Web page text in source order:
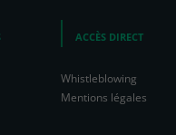
ACCÈS DIRECT
Whistleblowing
Mentions légales